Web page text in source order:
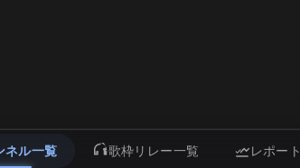
ネル一覧 歌枠リレー一覧 レポート